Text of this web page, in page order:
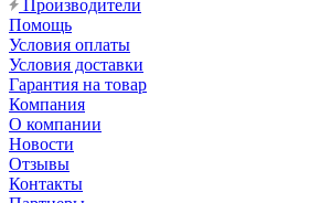
Производители
Помощь
Условия оплаты
Условия доставки
Гарантия на товар
Компания
О компании
Новости
Отзывы
Контакты